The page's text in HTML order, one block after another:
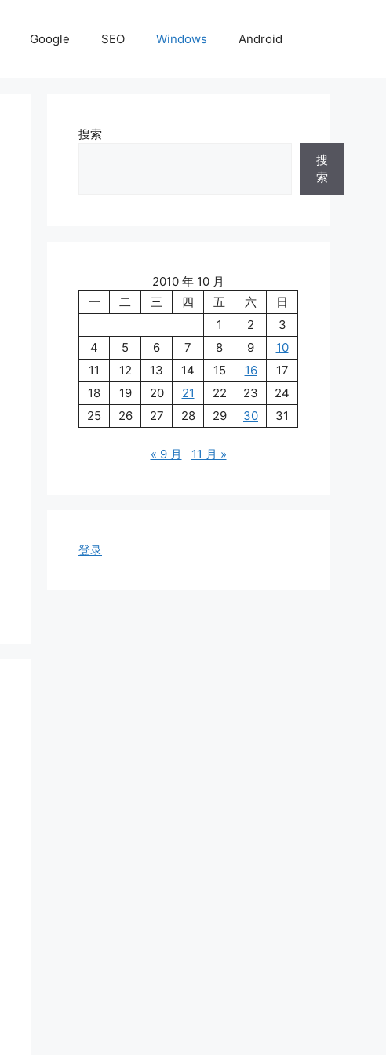
Google SEO Windows Android
搜索
搜
索
2010 年 10 月
一
二 三 四 五 六
日
1
2
3
4
5 6 7 8 9
10
11
12 13 14 15 16
17
18
19 20 21 22 23
24
25
26 27 28 29 30 31
« 9 月 11 月 »
登录